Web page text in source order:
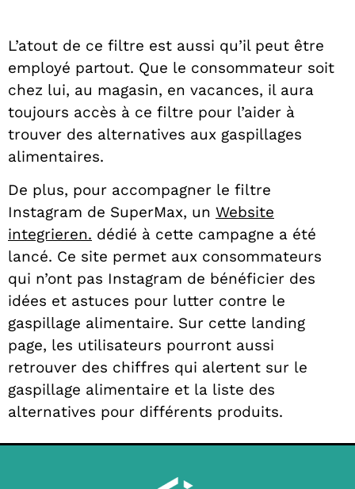
L’atout de ce filtre est aussi qu’il peut être
employé partout. Que le consommateur soit
chez lui, au magasin, en vacances, il aura
toujours accès à ce filtre pour l’aider à
trouver des alternatives aux gaspillages
alimentaires.
De plus, pour accompagner le filtre
Instagram de SuperMax, un Website
integrieren. dédié à cette campagne a été
lancé. Ce site permet aux consommateurs
qui n’ont pas Instagram de bénéficier des
idées et astuces pour lutter contre le
gaspillage alimentaire. Sur cette landing
page, les utilisateurs pourront aussi
retrouver des chiffres qui alertent sur le
gaspillage alimentaire et la liste des
alternatives pour différents produits.